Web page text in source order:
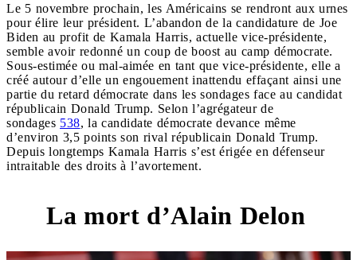
Le 5 novembre prochain, les Américains se rendront aux urnes
pour élire leur président. L’abandon de la candidature de Joe
Biden au profit de Kamala Harris, actuelle vice-présidente,
semble avoir redonné un coup de boost au camp démocrate.
Sous-estimée ou mal-aimée en tant que vice-présidente, elle a
créé autour d’elle un engouement inattendu effaçant ainsi une
partie du retard démocrate dans les sondages face au candidat
républicain Donald Trump. Selon l’agrégateur de
sondages 538, la candidate démocrate devance même
d’environ 3,5 points son rival républicain Donald Trump.
Depuis longtemps Kamala Harris s’est érigée en défenseur
intraitable des droits à l’avortement.
La mort d’Alain Delon